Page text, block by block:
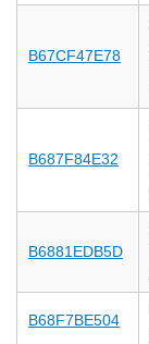
B67CF47E78
B687F84E32
B6881EDB5D
B68F7BE504